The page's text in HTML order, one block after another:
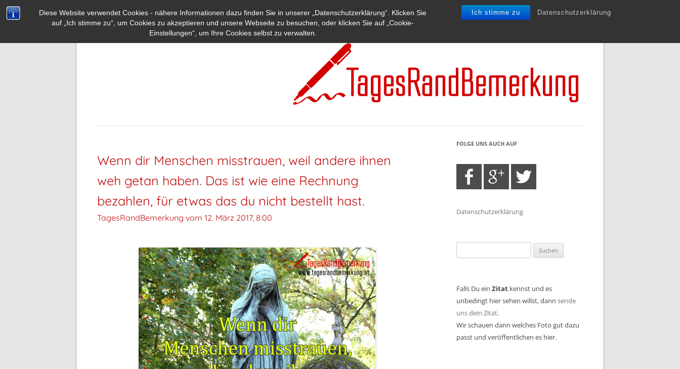
Diese Website verwendet Cookies - nähere Informationen dazu finden Sie in unserer „Datenschutzerklärung“. Klicken Sie
auf „Ich stimme zu“, um Cookies zu akzeptieren und unsere Webseite zu besuchen, oder klicken Sie auf „Cookie-
Einstellungen“, um Ihre Cookies selbst zu verwalten.
Ich stimme zu Datenschutzerklärung
Wenn dir Menschen misstrauen, weil andere ihnen
weh getan haben. Das ist wie eine Rechnung
bezahlen, für etwas das du nicht bestellt hast.
TagesRandBemerkung vom 12. März 2017, 8:00
FOLGE UNS AUCH AUF
Datenschutzerklärung
nach:
Falls Du ein Zitat kennst und es
unbedingt hier sehen willst, dann sende
uns dein Zitat.
Wir schauen dann welches Foto gut dazu
passt und veröffentlichen es hier.